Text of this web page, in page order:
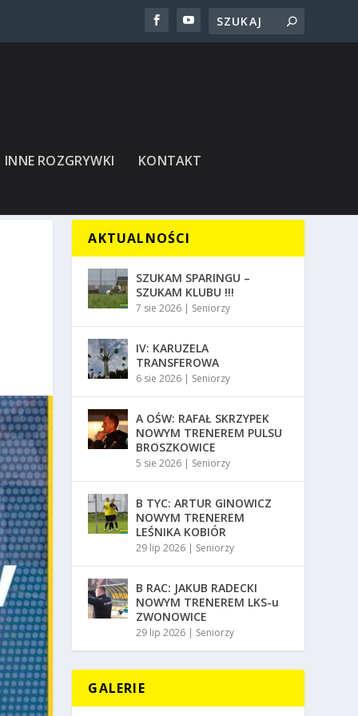
INNE ROZGRYWKI KONTAKT
AKTUALNOŚCI
SZUKAM SPARINGU –
SZUKAM KLUBU !!!
7 sie 2026 | Seniorzy
IV: KARUZELA
TRANSFEROWA
6 sie 2026 | Seniorzy
A OŚW: RAFAŁ SKRZYPEK
NOWYM TRENEREM PULSU
BROSZKOWICE
5 sie 2026 | Seniorzy
B TYC: ARTUR GINOWICZ
NOWYM TRENEREM
LEŚNIKA KOBIÓR
29 lip 2026 | Seniorzy
B RAC: JAKUB RADECKI
NOWYM TRENEREM LKS-u
ZWONOWICE
29 lip 2026 | Seniorzy
GALERIE